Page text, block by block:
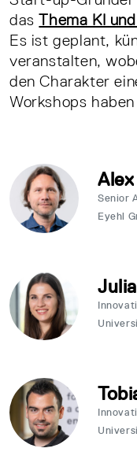
dasThema KI
Es ist geplant,
veranstalten,
den Charakter
Workshops
Senior
Eyehl